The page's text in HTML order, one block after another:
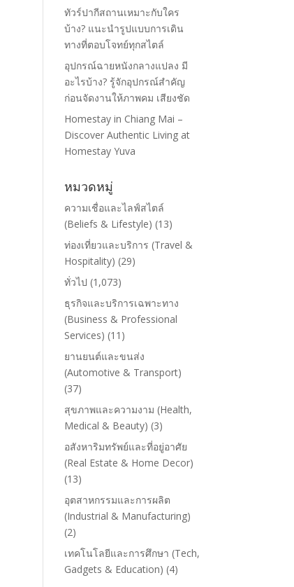
ทัวร์ปากีสถานเหมาะกับใคร
บ้าง? แนะนำรูปแบบการเดิน
ทางที่ตอบโจทย์ทุกสไตล์
อุปกรณ์ฉายหนังกลางแปลง มี
อะไรบ้าง? รู้จักอุปกรณ์สำคัญ
ก่อนจัดงานให้ภาพคม เสียงชัด
Homestay in Chiang Mai –
Discover Authentic Living at
Homestay Yuva
หมวดหมู่
ความเชื่อและไลฟ์สไตล์
(Beliefs & Lifestyle) (13)
ท่องเที่ยวและบริการ (Travel &
Hospitality) (29)
ทั่วไป (1,073)
ธุรกิจและบริการเฉพาะทาง
(Business & Professional
Services) (11)
ยานยนต์และขนส่ง
(Automotive & Transport)
(37)
สุขภาพและความงาม (Health,
Medical & Beauty) (3)
อสังหาริมทรัพย์และที่อยู่อาศัย
(Real Estate & Home Decor)
(13)
อุตสาหกรรมและการผลิต
(Industrial & Manufacturing)
(2)
เทคโนโลยีและการศึกษา (Tech,
Gadgets & Education) (4)